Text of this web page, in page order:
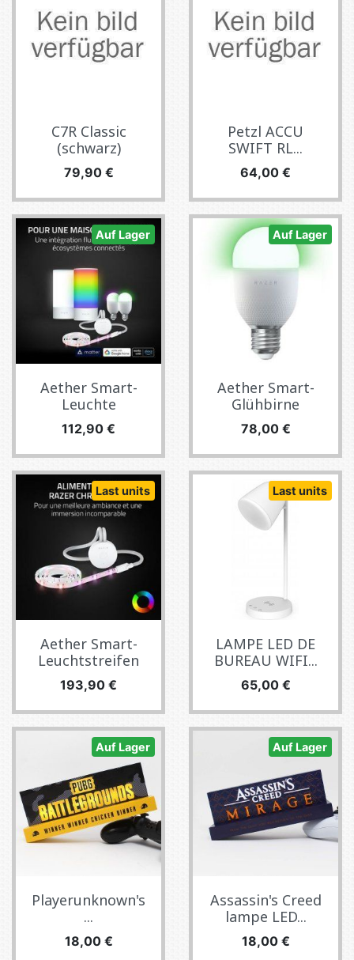
C7R Classic
(schwarz)
Preis
79,90 €
Petzl ACCU
SWIFT RL...
Preis
64,00 €
Auf Lager
Aether Smart-
Leuchte
Preis
112,90 €
Auf Lager
Aether Smart-
Glühbirne
Preis
78,00 €
Last units
Aether Smart-
Leuchtstreifen
Preis
193,90 €
Last units
LAMPE LED DE
BUREAU WIFI...
Preis
65,00 €
Auf Lager
Playerunknown's
...
Preis
18,00 €
Auf Lager
Assassin's Creed
lampe LED...
Preis
18,00 €